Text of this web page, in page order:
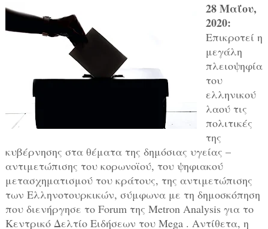
28 Μαΐου,
2020:
Επικροτεί η
μεγάλη
πλειοψηφία
του
ελληνικού
λαού τις
πολιτικές
της
κυβέρνησης στα θέματα της δημόσιας υγείας –
αντιμετώπισης του κορωνοϊού, του ψηφιακού
μετασχηματισμού του κράτους, της αντιμετώπισης
των Ελληνοτουρκικών, σύμφωνα με τη δημοσκόπηση
που διενήργησε το Forum της Metron Analysis για το
Κεντρικό Δελτίο Ειδήσεων του Mega . Αντίθετα, η